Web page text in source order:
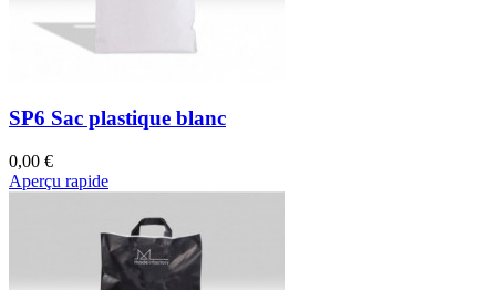
SP6 Sac plastique blanc
0,00 €
Aperçu rapide